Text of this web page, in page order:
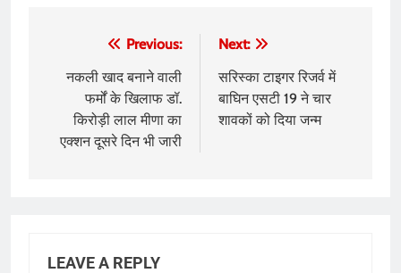
navigation
Previous:
नकली खाद बनाने वाली
फर्मों के खिलाफ डॉ.
किरोड़ी लाल मीणा का
एक्शन दूसरे दिन भी जारी
Next:
सरिस्का टाइगर रिजर्व में
बाघिन एसटी 19 ने चार
शावकों को दिया जन्म
LEAVE A REPLY